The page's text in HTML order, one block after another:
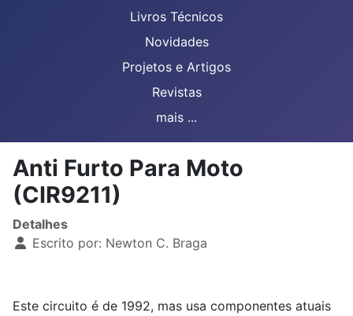
Livros Técnicos
Novidades
Projetos e Artigos
Revistas
mais ...
Anti Furto Para Moto
(CIR9211)
Detalhes
Escrito por: Newton C. Braga
Este circuito é de 1992, mas usa componentes atuais